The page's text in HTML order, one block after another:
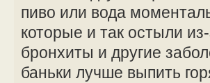
пиво или вода
которые и так остыли
бронхиты и другие
баньки лучше выпить